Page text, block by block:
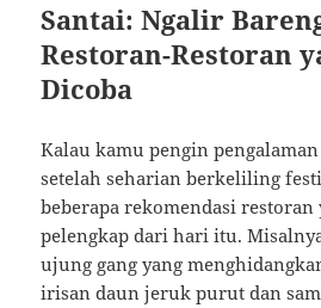
Santai: Ngalir
Restoran-Restoran
Dicoba
Kalau kamu pengin
setelah seharian berkeliling
beberapa rekomendasi restoran
pelengkap dari hari itu.
ujung gang yang
irisan daun jeruk purut dan